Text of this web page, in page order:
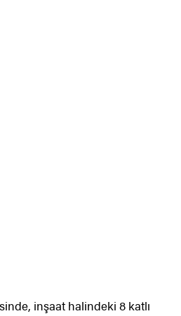
inşaat halindeki 8 katlı